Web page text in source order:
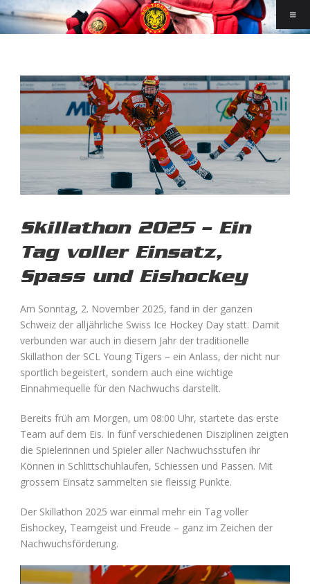
Skillathon 2025 – Ein
Tag voller Einsatz,
Spass und Eishockey
Am Sonntag, 2. November 2025, fand in der ganzen
Schweiz der alljährliche Swiss Ice Hockey Day statt. Damit
verbunden war auch in diesem Jahr der traditionelle
Skillathon der SCL Young Tigers – ein Anlass, der nicht nur
sportlich begeistert, sondern auch eine wichtige
Einnahmequelle für den Nachwuchs darstellt.
Bereits früh am Morgen, um 08:00 Uhr, startete das erste
Team auf dem Eis. In fünf verschiedenen Disziplinen zeigten
die Spielerinnen und Spieler aller Nachwuchsstufen ihr
Können in Schlittschuhlaufen, Schiessen und Passen. Mit
grossem Einsatz sammelten sie fleissig Punkte.
Der Skillathon 2025 war einmal mehr ein Tag voller
Eishockey, Teamgeist und Freude – ganz im Zeichen der
Nachwuchsförderung.